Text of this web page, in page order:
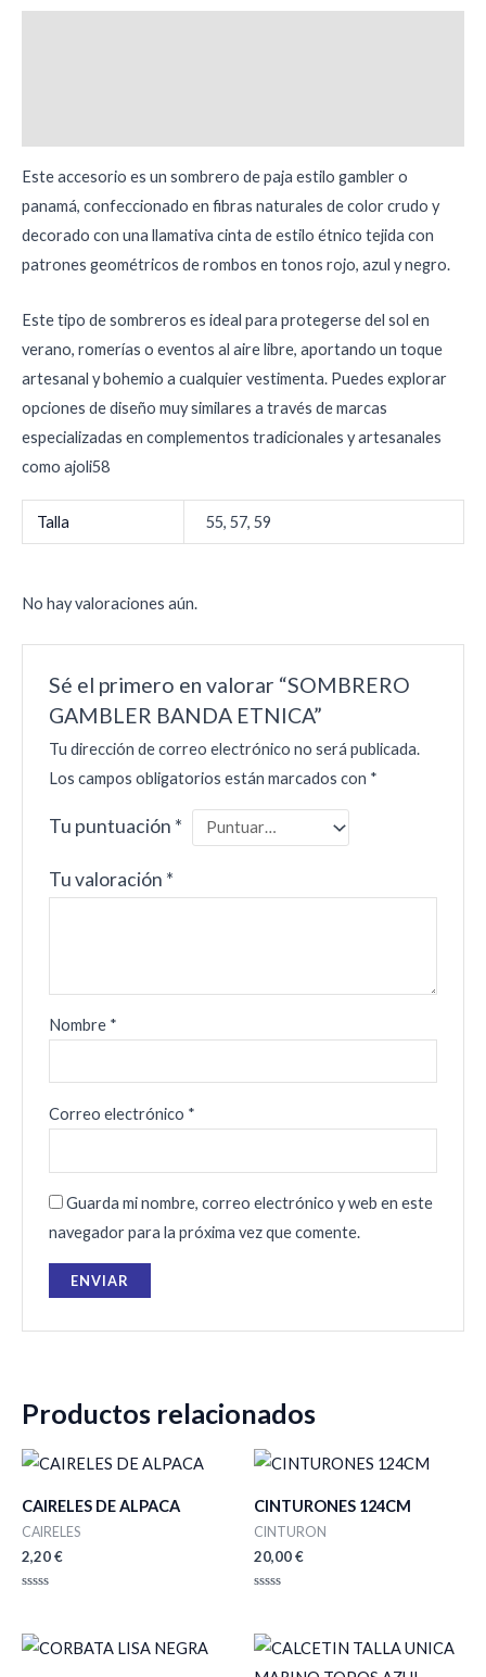
Este accesorio es un sombrero de paja estilo gambler o
panamá, confeccionado en fibras naturales de color crudo y
decorado con una llamativa cinta de estilo étnico tejida con
patrones geométricos de rombos en tonos rojo, azul y negro.
Este tipo de sombreros es ideal para protegerse del sol en
verano, romerías o eventos al aire libre, aportando un toque
artesanal y bohemio a cualquier vestimenta. Puedes explorar
opciones de diseño muy similares a través de marcas
especializadas en complementos tradicionales y artesanales
como ajoli58
Talla 55, 57, 59
No hay valoraciones aún.
Sé el primero en valorar “SOMBRERO
GAMBLER BANDA ETNICA”
Tu dirección de correo electrónico no será publicada.
Los campos obligatorios están marcados con *
Tu puntuación *
Tu valoración *
Nombre *
Correo electrónico *
Guarda mi nombre, correo electrónico y web en este
navegador para la próxima vez que comente.
Productos relacionados
CAIRELES DE ALPACA
CAIRELES
2,20€
de
5
CINTURONES 124CM
CINTURON
20,00€
de
5